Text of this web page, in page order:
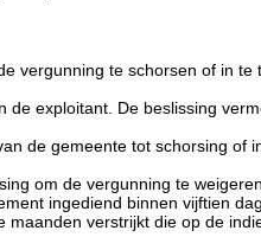
vergunning te schorsen of in
de exploitant. De beslissing
de gemeente tot schorsing of
om de vergunning te
ingediend binnen vijftien
maanden verstrijkt die op de